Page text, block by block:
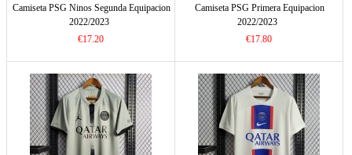
Camiseta PSG Ninos Segunda Equipacion
2022/2023
€17.20
Camiseta PSG Primera Equipacion
2022/2023
€17.80